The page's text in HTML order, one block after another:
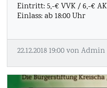
Eintritt: 5,-€ VVK / 6,-€ AK
Einlass: ab 18:00 Uhr
22.12.2018 19:00von Admin